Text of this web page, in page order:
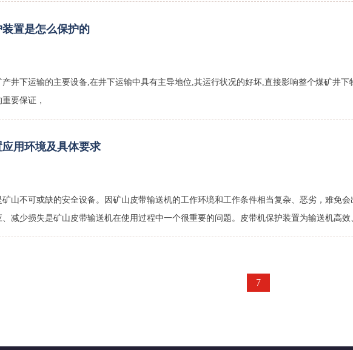
置是怎么保护的
产井下运输的主要设备,在井下运输中具有主导地位,其运行状况的好坏,直接影响整个煤矿井
要保证，
用环境及具体要求
矿山不可或缺的安全设备。因矿山皮带输送机的工作环境和工作条件相当复杂、恶劣，难免
减少损失是矿山皮带输送机在使用过程中一个很重要的问题。皮带机保护装置为输送机高效
7